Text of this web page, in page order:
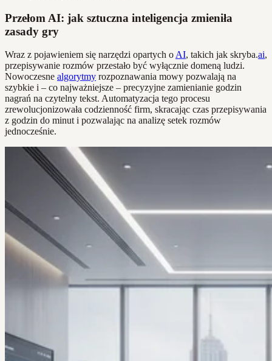
Przełom AI: jak sztuczna inteligencja zmieniła
zasady gry
Wraz z pojawieniem się narzędzi opartych o AI, takich jak skryba.ai,
przepisywanie rozmów przestało być wyłącznie domeną ludzi.
Nowoczesne algorytmy rozpoznawania mowy pozwalają na
szybkie i – co najważniejsze – precyzyjne zamienianie godzin
nagrań na czytelny tekst. Automatyzacja tego procesu
zrewolucjonizowała codzienność firm, skracając czas przepisywania
z godzin do minut i pozwalając na analizę setek rozmów
jednocześnie.